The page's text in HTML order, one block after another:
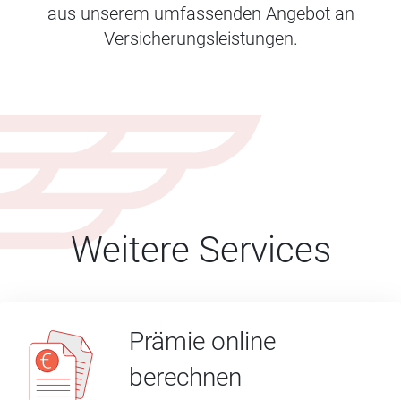
aus unserem umfassenden Angebot an
Versicherungsleistungen.
Weitere Services
Prämie online
berechnen